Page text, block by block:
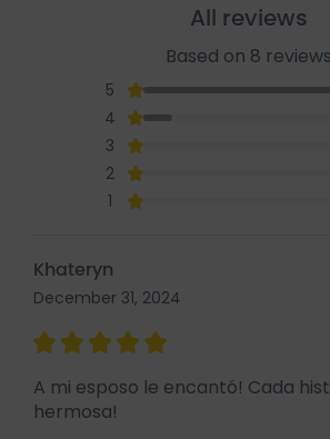
All reviews
Based on 8 reviews
5
4
3
2
1
Khateryn
December 31, 2024
A mi esposo le encantó! Cada
hermosa!